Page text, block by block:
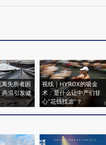
失所者困
高温引发健
视线｜HYROX的吸金
术：是什么让中产们甘
心“花钱找虐”？